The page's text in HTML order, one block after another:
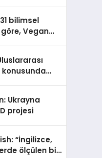
bilimsel
Vegan
Koydu
konusunda
Ukrayna
projesi
“İngilizce,
ölçülen bir